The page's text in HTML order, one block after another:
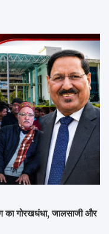
गोरखधंधा, जालसाजी और